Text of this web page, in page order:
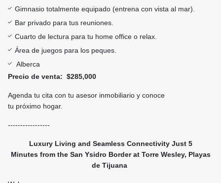
Gimnasio totalmente equipado (entrena con vista al mar).
Bar privado para tus reuniones.
Cuarto de lectura para tu home office o relax.
Área de juegos para los peques.
️ Alberca
Precio de venta: $285,000
Agenda tu cita con tu asesor inmobiliario y conoce
tu próximo hogar.
-----------------
Luxury Living and Seamless Connectivity Just 5
Minutes from the San Ysidro Border at Torre Wesley, Playas
de Tijuana